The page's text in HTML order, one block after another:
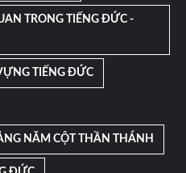
TRONG TIẾNG ĐỨC -
TIẾNG ĐỨC
NĂM CỘT THẦN THÁNH